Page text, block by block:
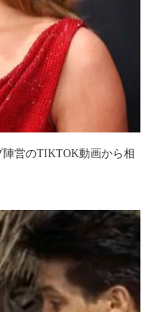
営のTIKTOK動画から相